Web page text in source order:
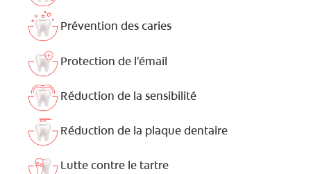
Prévention des caries
Protection de l'émail
Réduction de la sensibilité
Réduction de la plaque dentaire
Lutte contre le tartre